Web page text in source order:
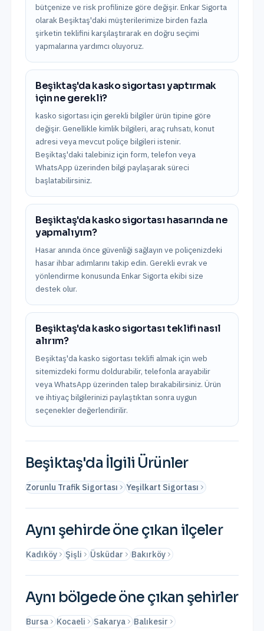
bütçenize ve risk profilinize göre değişir. Enkar Sigorta
olarak Beşiktaş'daki müşterilerimize birden fazla
şirketin teklifini karşılaştırarak en doğru seçimi
yapmalarına yardımcı oluyoruz.
Beşiktaş'da kasko sigortası yaptırmak
için ne gerekli?
kasko sigortası için gerekli bilgiler ürün tipine göre
değişir. Genellikle kimlik bilgileri, araç ruhsatı, konut
adresi veya mevcut poliçe bilgileri istenir.
Beşiktaş'daki talebiniz için form, telefon veya
WhatsApp üzerinden bilgi paylaşarak süreci
başlatabilirsiniz.
Beşiktaş'da kasko sigortası hasarında ne
yapmalıyım?
Hasar anında önce güvenliği sağlayın ve poliçenizdeki
hasar ihbar adımlarını takip edin. Gerekli evrak ve
yönlendirme konusunda Enkar Sigorta ekibi size
destek olur.
Beşiktaş'da kasko sigortası teklifi nasıl
alırım?
Beşiktaş'da kasko sigortası teklifi almak için web
sitemizdeki formu doldurabilir, telefonla arayabilir
veya WhatsApp üzerinden talep bırakabilirsiniz. Ürün
ve ihtiyaç bilgilerinizi paylaştıktan sonra uygun
seçenekler değerlendirilir.
Beşiktaş'da İlgili Ürünler
Zorunlu Trafik Sigortası Yeşilkart Sigortası
Aynı şehirde öne çıkan ilçeler
Kadıköy Şişli Üsküdar Bakırköy
Aynı bölgede öne çıkan şehirler
Bursa Kocaeli Sakarya Balıkesir